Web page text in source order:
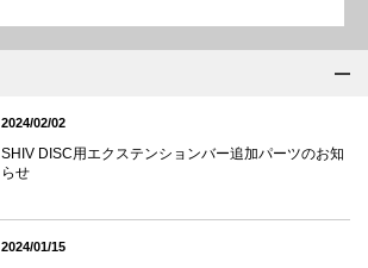
2024/02/02
SHIV DISC用エクステンションバー追加パーツのお知
らせ
2024/01/15